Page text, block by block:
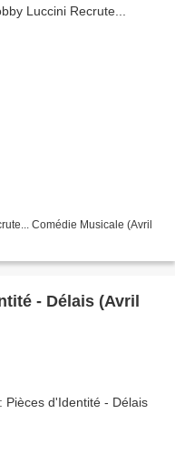
Comédie Musicale (Avril
- Délais (Avril